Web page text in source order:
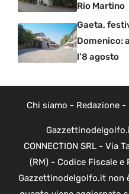
Rio Martino
Gaeta,
Domenico:
l’8 agosto
Chi siamo - Redazione-
CONNECTION SRL - Via
(RM) - Codice Fiscale e
Gazzettinodelgolfo.it non